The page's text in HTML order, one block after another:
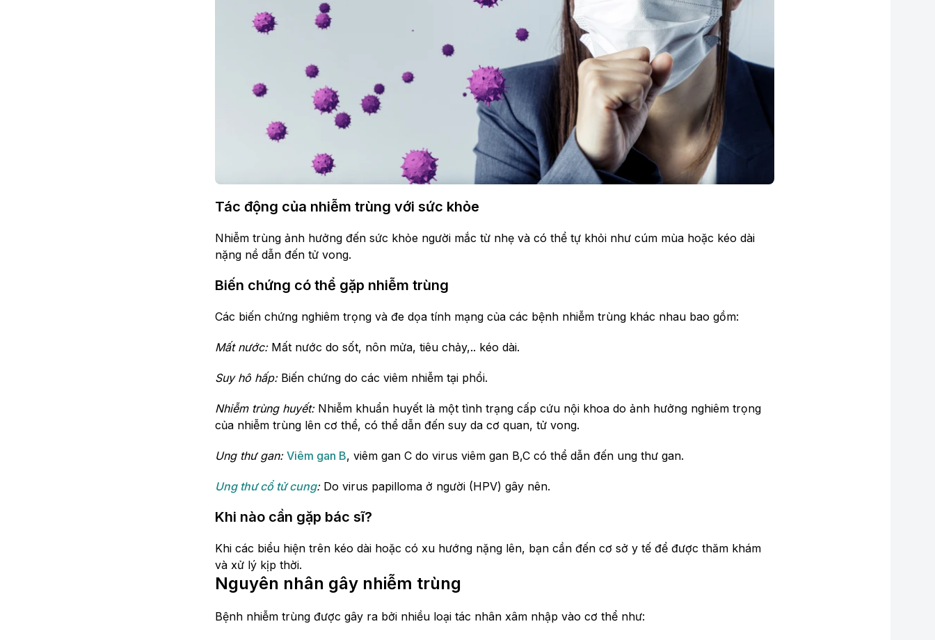
Tác động của nhiễm trùng với sức khỏe
Nhiễm trùng ảnh hưởng đến sức khỏe người mắc từ nhẹ và có thể tự khỏi như cúm mùa hoặc kéo dài
nặng nề dẫn đến tử vong.
Biến chứng có thể gặp nhiễm trùng
Các biến chứng nghiêm trọng và đe dọa tính mạng của các bệnh nhiễm trùng khác nhau bao gồm:
Mất nước: Mất nước do sốt, nôn mửa, tiêu chảy,.. kéo dài.
Suy hô hấp: Biến chứng do các viêm nhiễm tại phổi.
Nhiễm trùng huyết:Nhiễm khuẩn huyết là một tình trạng cấp cứu nội khoa do ảnh hưởng nghiêm trọng
của nhiễm trùng lên cơ thể, có thể dẫn đến suy da cơ quan, tử vong.
Ung thư gan: Viêm gan B, viêm gan C do virus viêm gan B,C có thể dẫn đến ung thư gan.
Ung thư cổ tử cung:Do virus papilloma ở người (HPV) gây nên.
Khi nào cần gặp bác sĩ?
Khi các biểu hiện trên kéo dài hoặc có xu hướng nặng lên, bạn cần đến cơ sở y tế để được thăm khám
và xử lý kịp thời.
Nguyên nhân gây nhiễm trùng
Bệnh nhiễm trùng được gây ra bởi nhiều loại tác nhân xâm nhập vào cơ thể như: